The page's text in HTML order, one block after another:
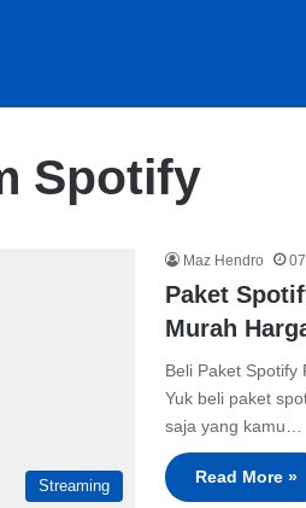
Spotify
Streaming
Maz Hendro
Paket
Murah
Beli Paket Spotify
Yuk beli paket
saja yang kamu…
Read More »